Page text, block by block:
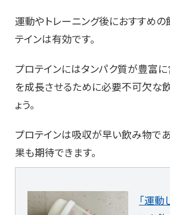
運動やトレーニング後におすすめの
テインは有効です。
プロテインにはタンパク質が豊富に
を成長させるために必要不可欠な
ょう。
プロテインは吸収が早い飲み物で
果も期待できます。
「運